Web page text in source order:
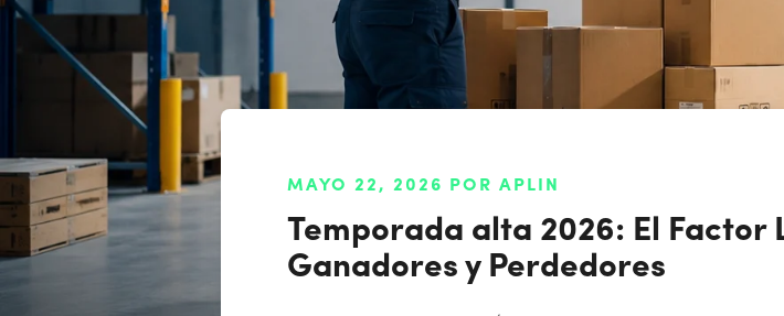
MAYO 22, 2026 POR APLIN
Temporada alta 2026: El Factor
Ganadores y Perdedores